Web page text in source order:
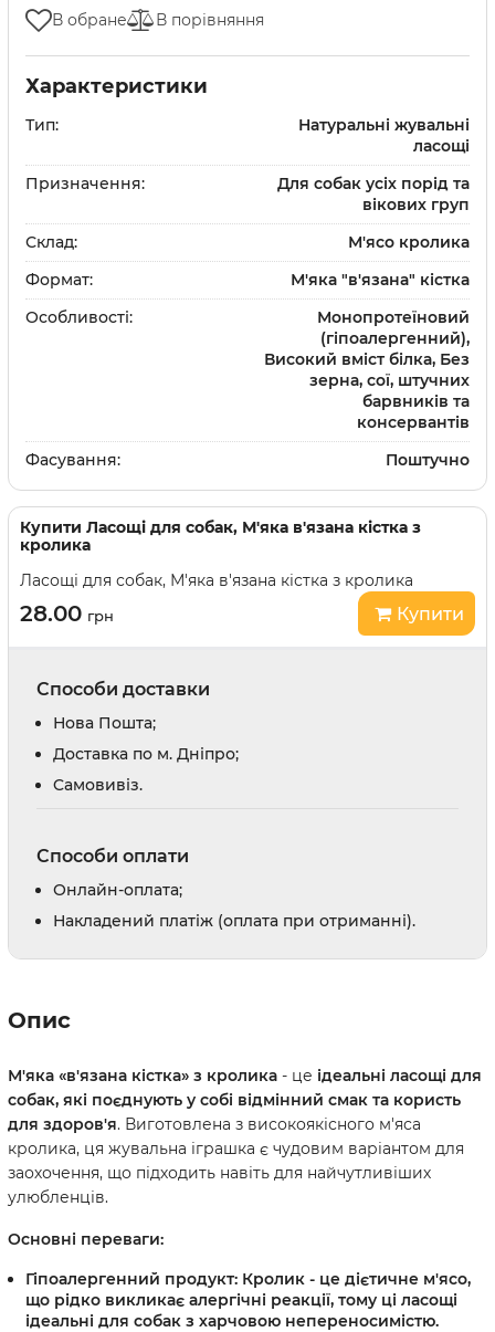
В обране В порівняння
Характеристики
Тип:
Натуральні жувальні
ласощі
Призначення:
Для собак усіх порід та
вікових груп
Склад:
М'ясо кролика
Формат:
М'яка "в'язана" кістка
Особливості:
Монопротеїновий
(гіпоалергенний),
Високий вміст білка, Без
зерна, сої, штучних
барвників та
консервантів
Фасування:
Поштучно
Купити Ласощі для собак, М'яка в'язана кістка з
кролика
Ласощі для собак, М'яка в'язана кістка з кролика
28.00 грн Купити
Способи доставки
Нова Пошта;
Доставка по м. Дніпро;
Cамовивіз.
Способи оплати
Онлайн-оплата;
Накладений платіж (оплата при отриманні).
Опис
М'яка «в'язана кістка» з кролика - це ідеальні ласощі для
собак, які поєднують у собі відмінний смак та користь
для здоров'я. Виготовлена з високоякісного м'яса
кролика, ця жувальна іграшка є чудовим варіантом для
заохочення, що підходить навіть для найчутливіших
улюбленців.
Основні переваги:
Гіпоалергенний продукт: Кролик - це дієтичне м'ясо,
що рідко викликає алергічні реакції, тому ці ласощі
ідеальні для собак з харчовою непереносимістю.